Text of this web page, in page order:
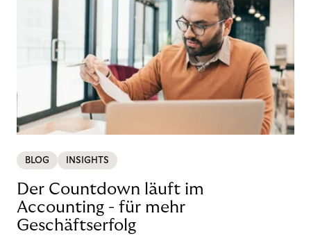
BLOG INSIGHTS
Der Countdown läuft im
Accounting - für mehr
Geschäftserfolg